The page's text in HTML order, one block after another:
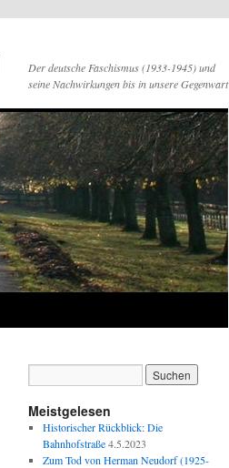
Der deutsche Faschismus (1933-1945) und
seine Nachwirkungen bis in unsere Gegenwart
Meistgelesen
Historischer Rückblick: Die
Bahnhofstraße 4.5.2023
Zum Tod von Herman Neudorf (1925-